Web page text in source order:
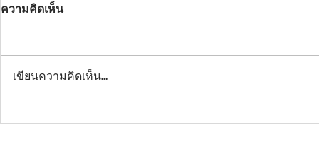
Not
ความคิดเห็น
เขียนความคิดเห็น…